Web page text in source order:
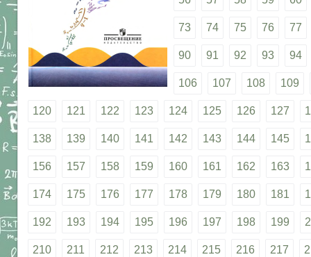
73 74 75 76 77
90 91 92 93 94
106 107 108 109
120 121 122 123 124 125 126 127
138 139 140 141 142 143 144 145
156 157 158 159 160 161 162 163
174 175 176 177 178 179 180 181
192 193 194 195 196 197 198 199
210 211 212 213 214 215 216 217